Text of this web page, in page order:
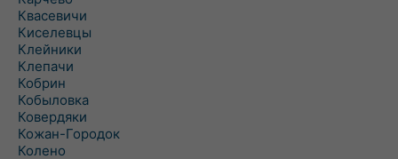
Квасевичи
Киселевцы
Клейники
Клепачи
Кобрин
Кобыловка
Ковердяки
Кожан-Городок
Колено